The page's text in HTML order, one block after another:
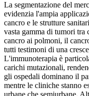
La segmentazione del
evidenzia l'ampia
cancro e le strutture
vasta gamma di tumori tra
cancro ai polmoni, il
tutti testimoni di una
L'immunoterapia è
carichi mutazionali,
gli ospedali dominano il
mentre le cliniche stanno